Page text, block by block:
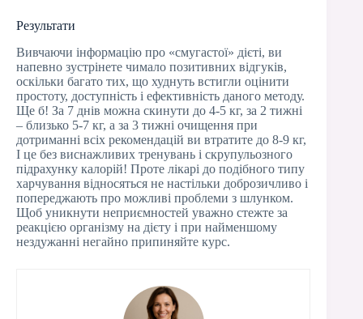
Результати
Вивчаючи інформацію про «смугастої» дієті, ви
напевно зустрінете чимало позитивних відгуків,
оскільки багато тих, що худнуть встигли оцінити
простоту, доступність і ефективність даного методу.
Ще б! За 7 днів можна скинути до 4-5 кг, за 2 тижні
– близько 5-7 кг, а за 3 тижні очищення при
дотриманні всіх рекомендацій ви втратите до 8-9 кг,
І це без виснажливих тренувань і скрупульозного
підрахунку калорій! Проте лікарі до подібного типу
харчування відносяться не настільки доброзичливо і
попереджають про можливі проблеми з шлунком.
Щоб уникнути неприємностей уважно стежте за
реакцією організму на дієту і при найменшому
нездужанні негайно припиняйте курс.